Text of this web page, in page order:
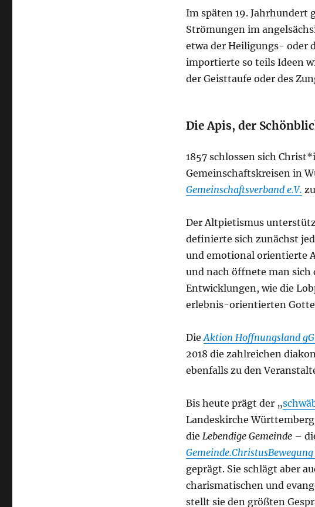
Im späten 19. Jahrhundert
Strömungen im
etwa der Heiligungs- oder
importierte so teils Ideen
der Geisttaufe oder des
Die Apis, der
1857 schlossen sich
Gemeinschaftskreisen in
Gemeinschaftsverband e.V.
Der Altpietismus
definierte sich zunächst
und emotional orientierte
und nach öffnete man
Entwicklungen, wie die
erlebnis-orientierten
Die Aktion Hoffnungsland
2018 die zahlreichen
ebenfalls zu den
Bis heute prägt der „
Landeskirche
die Lebendige Gemeinde–
geprägt. Sie schlägt aber
charismatischen und
stellt sie den größten